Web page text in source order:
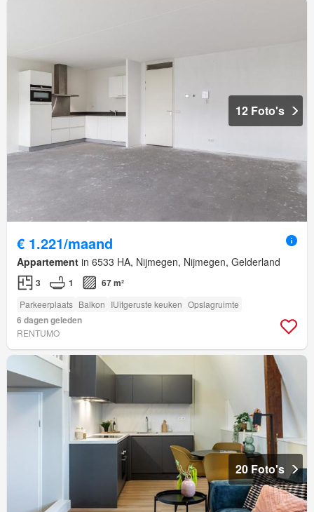
12 Foto's
€ 1.221/maand
Appartement in 6533 HA, Nijmegen, Nijmegen, Gelderland
3 1 67 m²
Parkeerplaats Balkon IUitgeruste keuken Opslagruimte
6 dagen geleden
RENTUMO
20 Foto's